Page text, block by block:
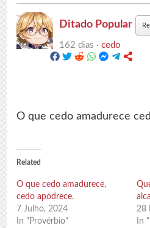
Ditado Popular
162 dias ·cedo
O que cedo amadurece
Related
O que cedo amadurece,
cedo apodrece.
7 Julho, 2024
In "Provérbio"
28
In